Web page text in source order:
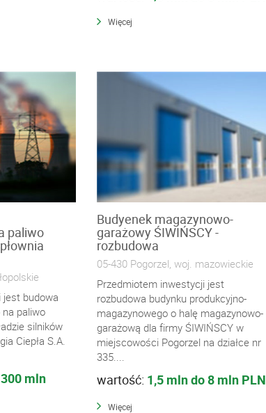
Więcej
paliwo
budowa
na paliwo
silników
Ciepła S.A.
mln
Budyenek magazynowo-
garażowy ŚIWIŃSCY -
rozbudowa
05-430 Pogorzel, woj. mazowieckie
Przedmiotem inwestycji jest
rozbudowa budynku produkcyjno-
magazynowego o halę magazynowo-
garażową dla firmy ŚIWIŃSCY w
miejscowości Pogorzel na działce nr
335....
wartość: 1,5 mln do 8 mln PLN
Więcej